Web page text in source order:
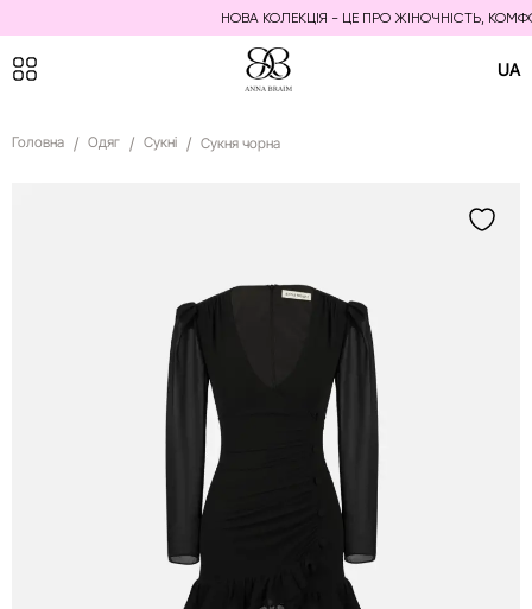
НОВА КОЛЕКЦІЯ - ЦЕ ПРО ЖІНОЧНІСТЬ,
UA
Головна Одяг Сукні Сукня чорна